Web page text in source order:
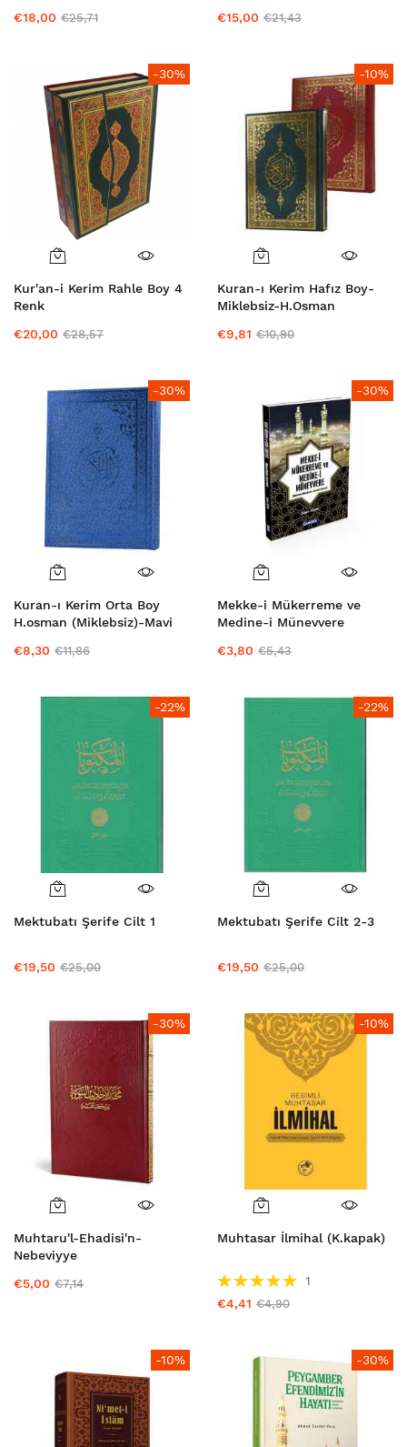
€18,00 €25,71 €15,00 €21,43
-30%
Kur'an-i Kerim Rahle Boy 4
Renk
€20,00 €28,57
-10%
Kuran-ı Kerim Hafız Boy-
Miklebsiz-H.Osman
€9,81 €10,90
-30%
Kuran-ı Kerim Orta Boy
H.osman (Miklebsiz)-Mavi
€8,30 €11,86
-30%
Mekke-i Mükerreme ve
Medine-i Münevvere
€3,80 €5,43
-22%
Mektubatı Şerife Cilt 1
€19,50 €25,00
-22%
Mektubatı Şerife Cilt 2-3
€19,50 €25,00
-30%
Muhtaru'l-Ehadisi'n-
Nebeviyye
€5,00 €7,14
-10%
Muhtasar İlmihal (K.kapak)
Puanlama:
100%
1
€4,41 €4,90
-10% -30%